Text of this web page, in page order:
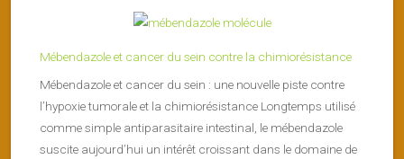
Mébendazole et cancer du sein contre la chimiorésistance
Mébendazole et cancer du sein : une nouvelle piste contre
l’hypoxie tumorale et la chimiorésistance Longtemps utilisé
comme simple antiparasitaire intestinal, le mébendazole
suscite aujourd’hui un intérêt croissant dans le domaine de